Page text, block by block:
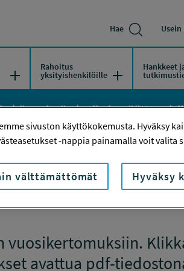
Hae
Avaa/Sulje valikko
Rahoitus
yksityishenkilöille Avaa/Sulje
Hankkeet
käynnissä oleviin ja
vuosikertomuksiin.
avattua pdf-
sivuston käyttökokemusta. Hyväksy
-nappia painamalla voit valita
välttämättömät Hyväksy